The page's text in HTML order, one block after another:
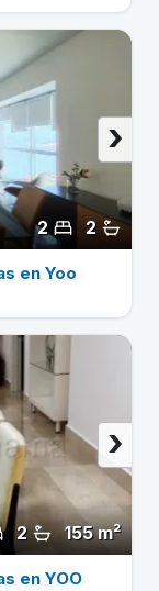
2
2
›
en Yoo
155 m²
2
›
en YOO